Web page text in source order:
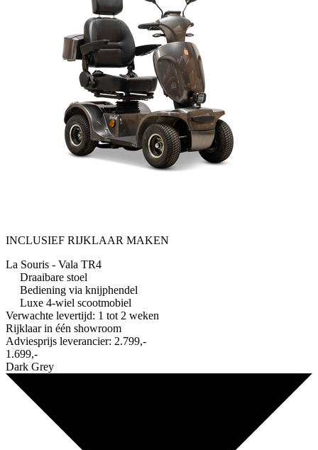
INCLUSIEF RIJKLAAR MAKEN
La Souris - Vala TR4
Draaibare stoel
Bediening via knijphendel
Luxe 4-wiel scootmobiel
Verwachte levertijd: 1 tot 2 weken
Rijklaar in één showroom
Adviesprijs leverancier: 2.799,-
1.699,-
Dark Grey